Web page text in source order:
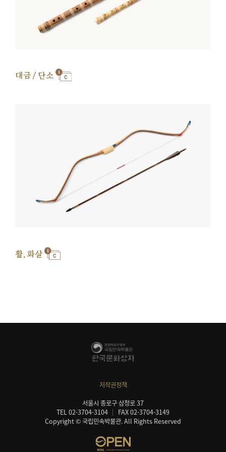
대금 / 단소
활, 화살
저작권정책
서울시 종로구 삼청로 37
TEL 02-3704-3104
FAX 02-3704-3149
Copyright © 국립민속박물관. All Rights Reserved